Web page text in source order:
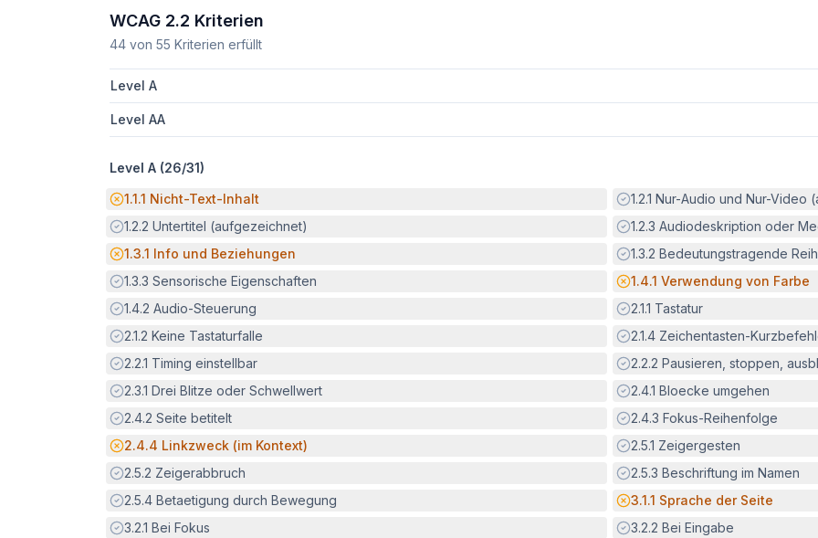
WCAG 2.2 Kriterien
44 von 55 Kriterien erfüllt
Level A
Level AA
Level A (26/31)
Potenzielle Barriere:
1.1.1 Nicht-Text-Inhalt Erfüllt:
1.2.1 Nur-Audio und Nur-Video
Erfüllt:
1.2.2 Untertitel (aufgezeichnet) Erfüllt:
1.2.3 Audiodeskription oder
Potenzielle Barriere:
1.3.1 Info und Beziehungen Erfüllt:
1.3.2 Bedeutungstragende
Erfüllt:
1.3.3 Sensorische Eigenschaften Potenzielle Barriere:
1.4.1 Verwendung von Farbe
Erfüllt:
1.4.2 Audio-Steuerung Erfüllt:
2.1.1 Tastatur
Erfüllt:
2.1.2 Keine Tastaturfalle Erfüllt:
2.1.4 Zeichentasten-
Erfüllt:
2.2.1 Timing einstellbar Erfüllt:
2.2.2 Pausieren, stoppen,
Erfüllt:
2.3.1 Drei Blitze oder Schwellwert Erfüllt:
2.4.1 Bloecke umgehen
Erfüllt:
2.4.2 Seite betitelt Erfüllt:
2.4.3 Fokus-Reihenfolge
Potenzielle Barriere:
2.4.4 Linkzweck (im Kontext) Erfüllt:
2.5.1 Zeigergesten
Erfüllt:
2.5.2 Zeigerabbruch Erfüllt:
2.5.3 Beschriftung im Namen
Erfüllt:
2.5.4 Betaetigung durch Bewegung Potenzielle Barriere:
3.1.1 Sprache der Seite
Erfüllt:
3.2.1 Bei Fokus Erfüllt:
3.2.2 Bei Eingabe